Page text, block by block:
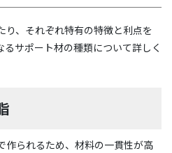
り、それぞれ特有の特徴と利点を
サポート材の種類について詳しく
作られるため、材料の一貫性が高